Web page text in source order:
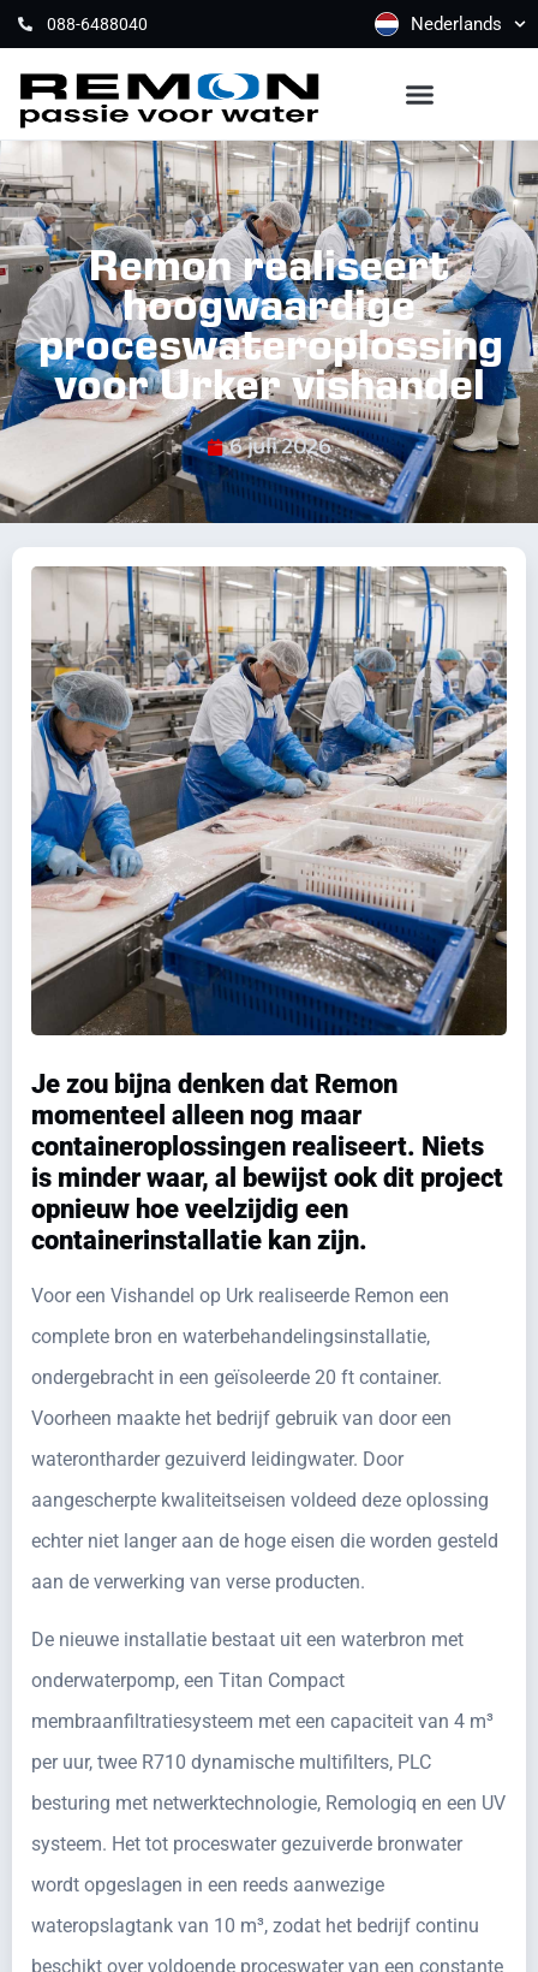
088-6488040 Nederlands
Remon realiseert
hoogwaardige
proceswateroplossing
voor Urker vishandel
6 juli 2026
Je zou bijna denken dat Remon
momenteel alleen nog maar
containeroplossingen realiseert. Niets
is minder waar, al bewijst ook dit project
opnieuw hoe veelzijdig een
containerinstallatie kan zijn.
Voor een Vishandel op Urk realiseerde Remon een
complete bron en waterbehandelingsinstallatie,
ondergebracht in een geïsoleerde 20 ft container.
Voorheen maakte het bedrijf gebruik van door een
waterontharder gezuiverd leidingwater. Door
aangescherpte kwaliteitseisen voldeed deze oplossing
echter niet langer aan de hoge eisen die worden gesteld
aan de verwerking van verse producten.
De nieuwe installatie bestaat uit een waterbron met
onderwaterpomp, een Titan Compact
membraanfiltratiesysteem met een capaciteit van 4 m³
per uur, twee R710 dynamische multifilters, PLC
besturing met netwerktechnologie, Remologiq en een UV
systeem. Het tot proceswater gezuiverde bronwater
wordt opgeslagen in een reeds aanwezige
wateropslagtank van 10 m³, zodat het bedrijf continu
beschikt over voldoende proceswater van een constante